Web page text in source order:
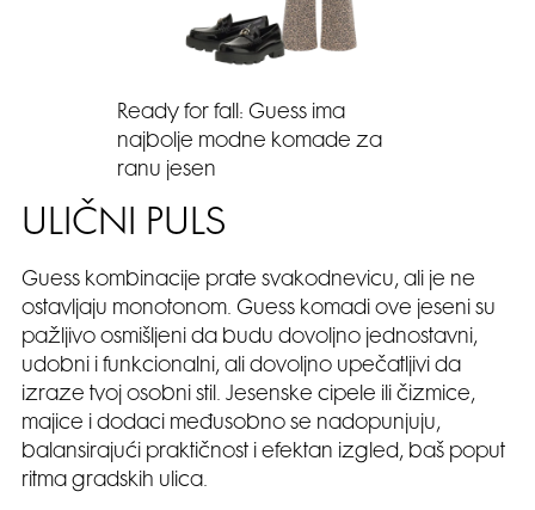
Ready for fall: Guess ima
najbolje modne komade za
ranu jesen
ULIČNI PULS
Guess kombinacije prate svakodnevicu, ali je ne
ostavljaju monotonom. Guess komadi ove jeseni su
pažljivo osmišljeni da budu dovoljno jednostavni,
udobni i funkcionalni, ali dovoljno upečatljivi da
izraze tvoj osobni stil. Jesenske cipele ili čizmice,
majice i dodaci međusobno se nadopunjuju,
balansirajući praktičnost i efektan izgled, baš poput
ritma gradskih ulica.